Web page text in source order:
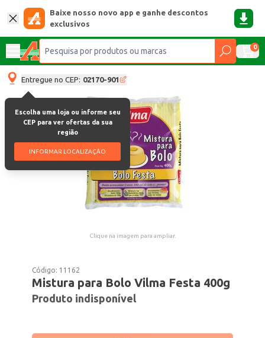
Baixe nosso novo app e ganhe descontos
exclusivos
0
Entregue no CEP: 02170-901
Escolha uma loja ou informe seu
CEP para ver ofertas da sua
região
INFORMAR LOCALIZAÇÃO
Clique na imagem para ampliar.
Código: 11162
Mistura para Bolo Vilma Festa 400g
Produto indisponível